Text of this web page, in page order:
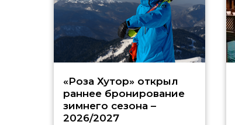
«Роза Хутор» открыл
раннее бронирование
зимнего сезона –
2026/2027